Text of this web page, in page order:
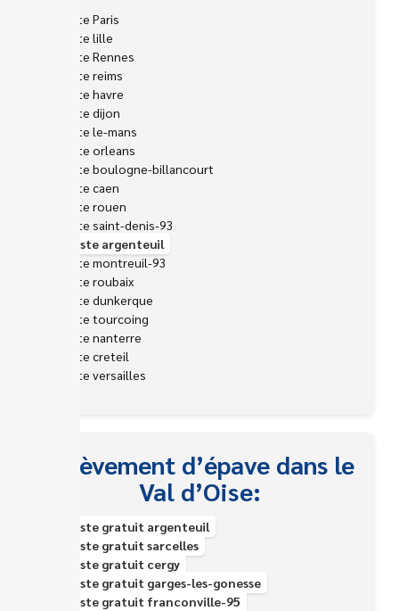
Epaviste Paris
Epaviste lille
Epaviste Rennes
Epaviste reims
Epaviste havre
Epaviste dijon
Epaviste le-mans
Epaviste orleans
Epaviste boulogne-billancourt
Epaviste caen
Epaviste rouen
Epaviste saint-denis-93
Epaviste argenteuil
Epaviste montreuil-93
Epaviste roubaix
Epaviste dunkerque
Epaviste tourcoing
Epaviste nanterre
Epaviste creteil
Epaviste versailles
Enlèvement d’épave dans le
Val d’Oise:
Épaviste gratuit argenteuil
Épaviste gratuit sarcelles
Épaviste gratuit cergy
Épaviste gratuit garges-les-gonesse
Épaviste gratuit franconville-95